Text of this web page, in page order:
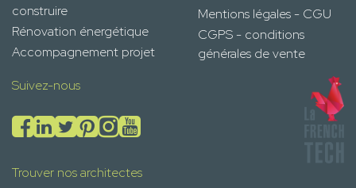
construire
Rénovation énergétique
Accompagnement projet
Mentions légales - CGU
CGPS - conditions
générales de vente
Suivez-nous
Trouver nos architectes